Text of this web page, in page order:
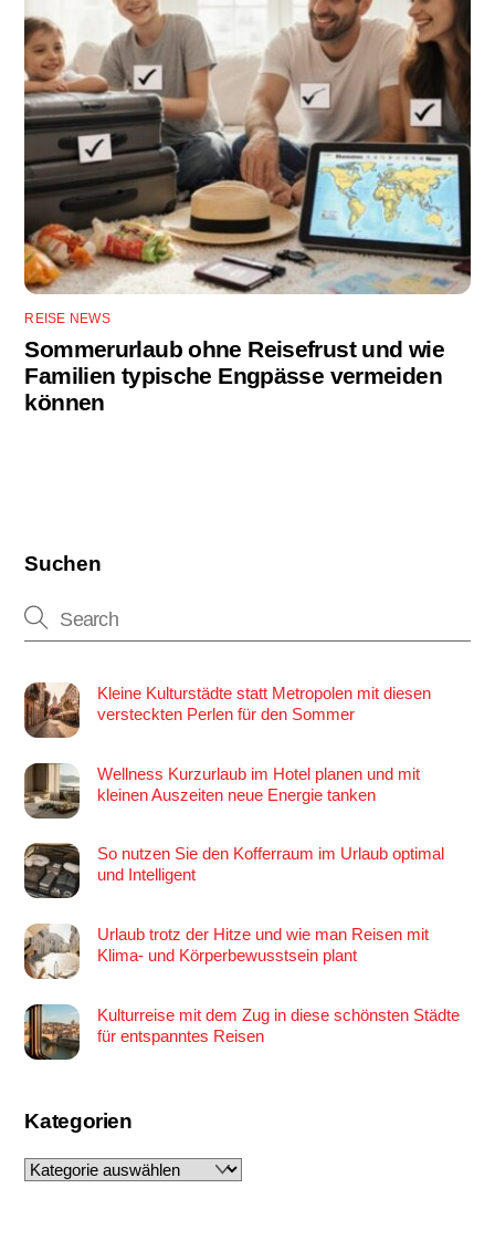
REISE NEWS
Sommerurlaub ohne Reisefrust und wie
Familien typische Engpässe vermeiden
können
Suchen
Kleine Kulturstädte statt Metropolen mit diesen
versteckten Perlen für den Sommer
Wellness Kurzurlaub im Hotel planen und mit
kleinen Auszeiten neue Energie tanken
So nutzen Sie den Kofferraum im Urlaub optimal
und Intelligent
Urlaub trotz der Hitze und wie man Reisen mit
Klima- und Körperbewusstsein plant
Kulturreise mit dem Zug in diese schönsten Städte
für entspanntes Reisen
Kategorien
Kategorien